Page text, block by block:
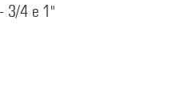
3/4 e 1"